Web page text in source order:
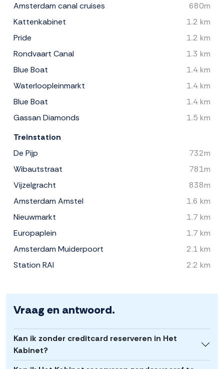
Amsterdam canal cruises
680m
Kattenkabinet
1.2 km
Pride
1.2 km
Rondvaart Canal
1.3 km
Blue Boat
1.4 km
Waterloopleinmarkt
1.4 km
Blue Boat
1.4 km
Gassan Diamonds
1.5 km
Treinstation
De Pijp
732m
Wibautstraat
781m
Vijzelgracht
838m
Amsterdam Amstel
1.6 km
Nieuwmarkt
1.7 km
Europaplein
1.7 km
Amsterdam Muiderpoort
2.1 km
Station RAI
2.2 km
Vraag en antwoord.
Kan ik zonder creditcard reserveren in Het
Kabinet?